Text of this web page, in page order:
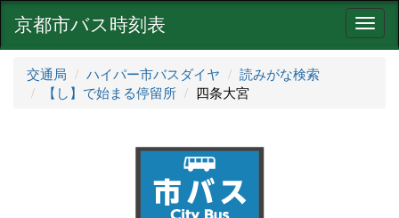
ナ
ビ
京都市バス時刻表
交通局 ハイパー市バスダイヤ
読みがな検索
【し】で始まる停留所
四条大宮